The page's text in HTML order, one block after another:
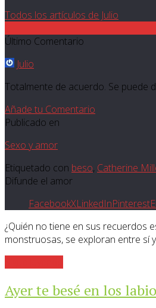
Todos los artículos de Julio
Último Comentario
Julio
Totalmente de acuerdo. Se puede
Añade tu Comentario
Publicado en
Sexo y amor
Etiquetado con beso, Catherine
Difunde el amor
FacebookXLinkedInPinterest
¿Quién no tiene en sus recuerdos
monstruosas, se exploran entre sí
Ayer te besé en los